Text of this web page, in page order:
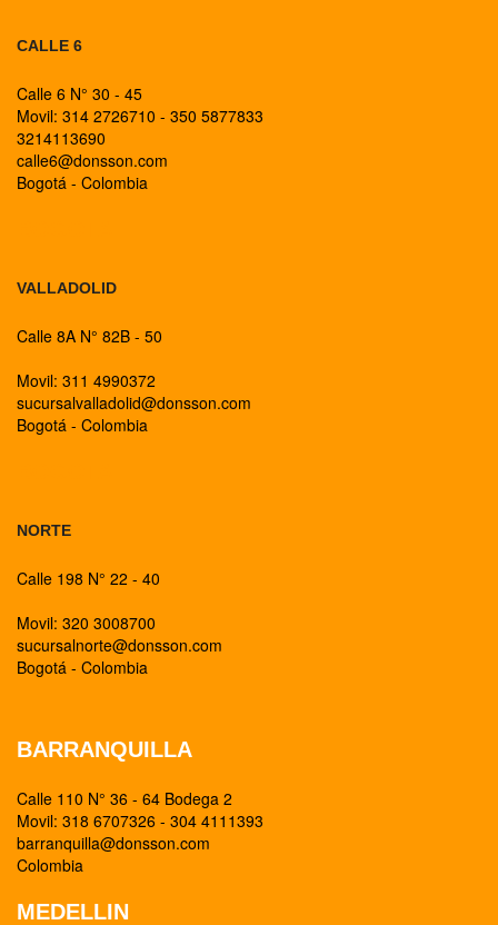
CALLE 6
Calle 6 N° 30 - 45
Movil: 314 2726710 - 350 5877833
3214113690
calle6@donsson.com
Bogotá - Colombia
VALLADOLID
Calle 8A N° 82B - 50
Movil: 311 4990372
sucursalvalladolid@donsson.com
Bogotá - Colombia
NORTE
Calle 198 N° 22 - 40
Movil: 320 3008700
sucursalnorte@donsson.com
Bogotá - Colombia
BARRANQUILLA
Calle 110 N° 36 - 64 Bodega 2
Movil: 318 6707326 - 304 4111393
barranquilla@donsson.com
Colombia
MEDELLIN